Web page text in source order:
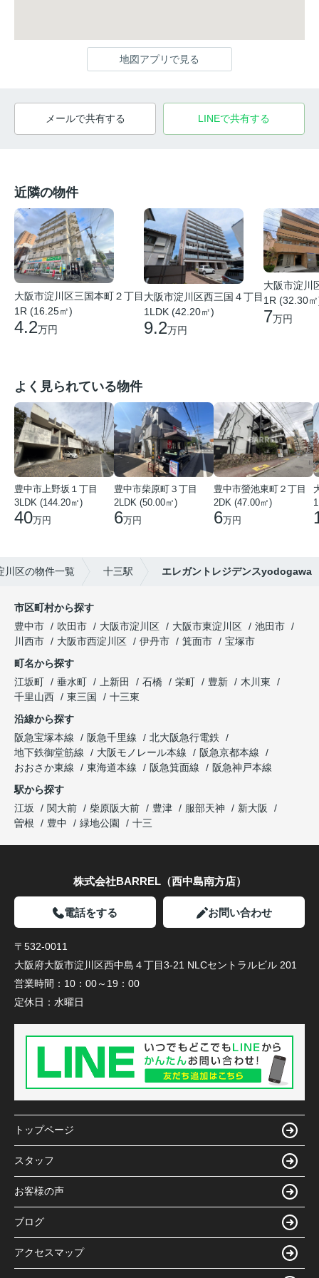
地図アプリで見る
メールで共有する LINEで共有する
近隣の物件
大阪市淀川区三国本町２丁目
1R (16.25㎡)
4.2万円
大阪市淀川区西三国４丁目
1LDK (42.20㎡)
9.2万円
大阪市淀川
1R (32.30
7万円
よく見られている物件
豊中市上野坂１丁目
3LDK (144.20㎡)
40万円
豊中市柴原町３丁目
2LDK (50.00㎡)
6万円
豊中市螢池東町２丁目
2DK (47.00㎡)
6万円
川区の物件一覧 十三駅 エレガントレジデンスyodogawa
市区町村から探す
豊中市
吹田市 大阪市淀川区 大阪市東淀川区
池田市
川西市
大阪市西淀川区 伊丹市 箕面市
宝塚市
町名から探す
江坂町
垂水町 上新田 石橋 栄町 豊新
木川東
千里山西
東三国
十三東
沿線から探す
阪急宝塚本線
阪急千里線
北大阪急行電鉄
地下鉄御堂筋線
大阪モノレール本線
阪急京都本線
おおさか東線
東海道本線 阪急箕面線
阪急神戸本線
駅から探す
江坂
関大前 柴原阪大前 豊津 服部天神
新大阪
曽根
豊中 緑地公園 十三
株式会社BARREL（西中島南方店）
電話をする お問い合わせ
〒532-0011
大阪府大阪市淀川区西中島４丁目3-21 NLCセントラルビル 201
営業時間： 10：00～19：00
定休日： 水曜日
トップページ
スタッフ
お客様の声
ブログ
アクセスマップ